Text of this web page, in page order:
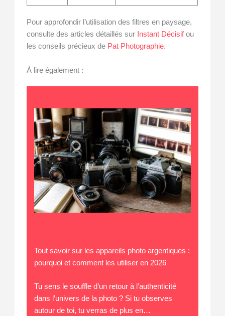
Pour approfondir l’utilisation des filtres en paysage,
consulte des articles détaillés sur Instant Décisifou
les conseils précieux de Pat Photographie.
À lire également :
Tout savoir sur les appareils photo argentiques :
pourquoi et comment les utiliser en 2026
Tu sens le souffle d’un retour à l’authenticité
dans l’univers de la photo ? Si tu observes
autour de toi, tu verras de plus en…